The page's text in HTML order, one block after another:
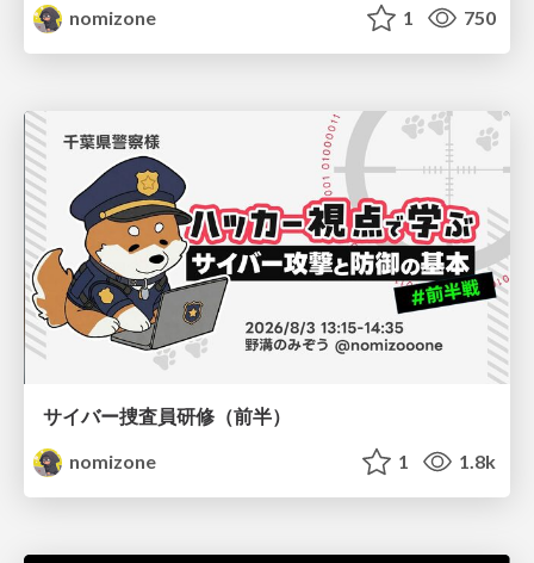
nomizone
1 750
サイバー捜査員研修（前半）
nomizone
1 1.8k